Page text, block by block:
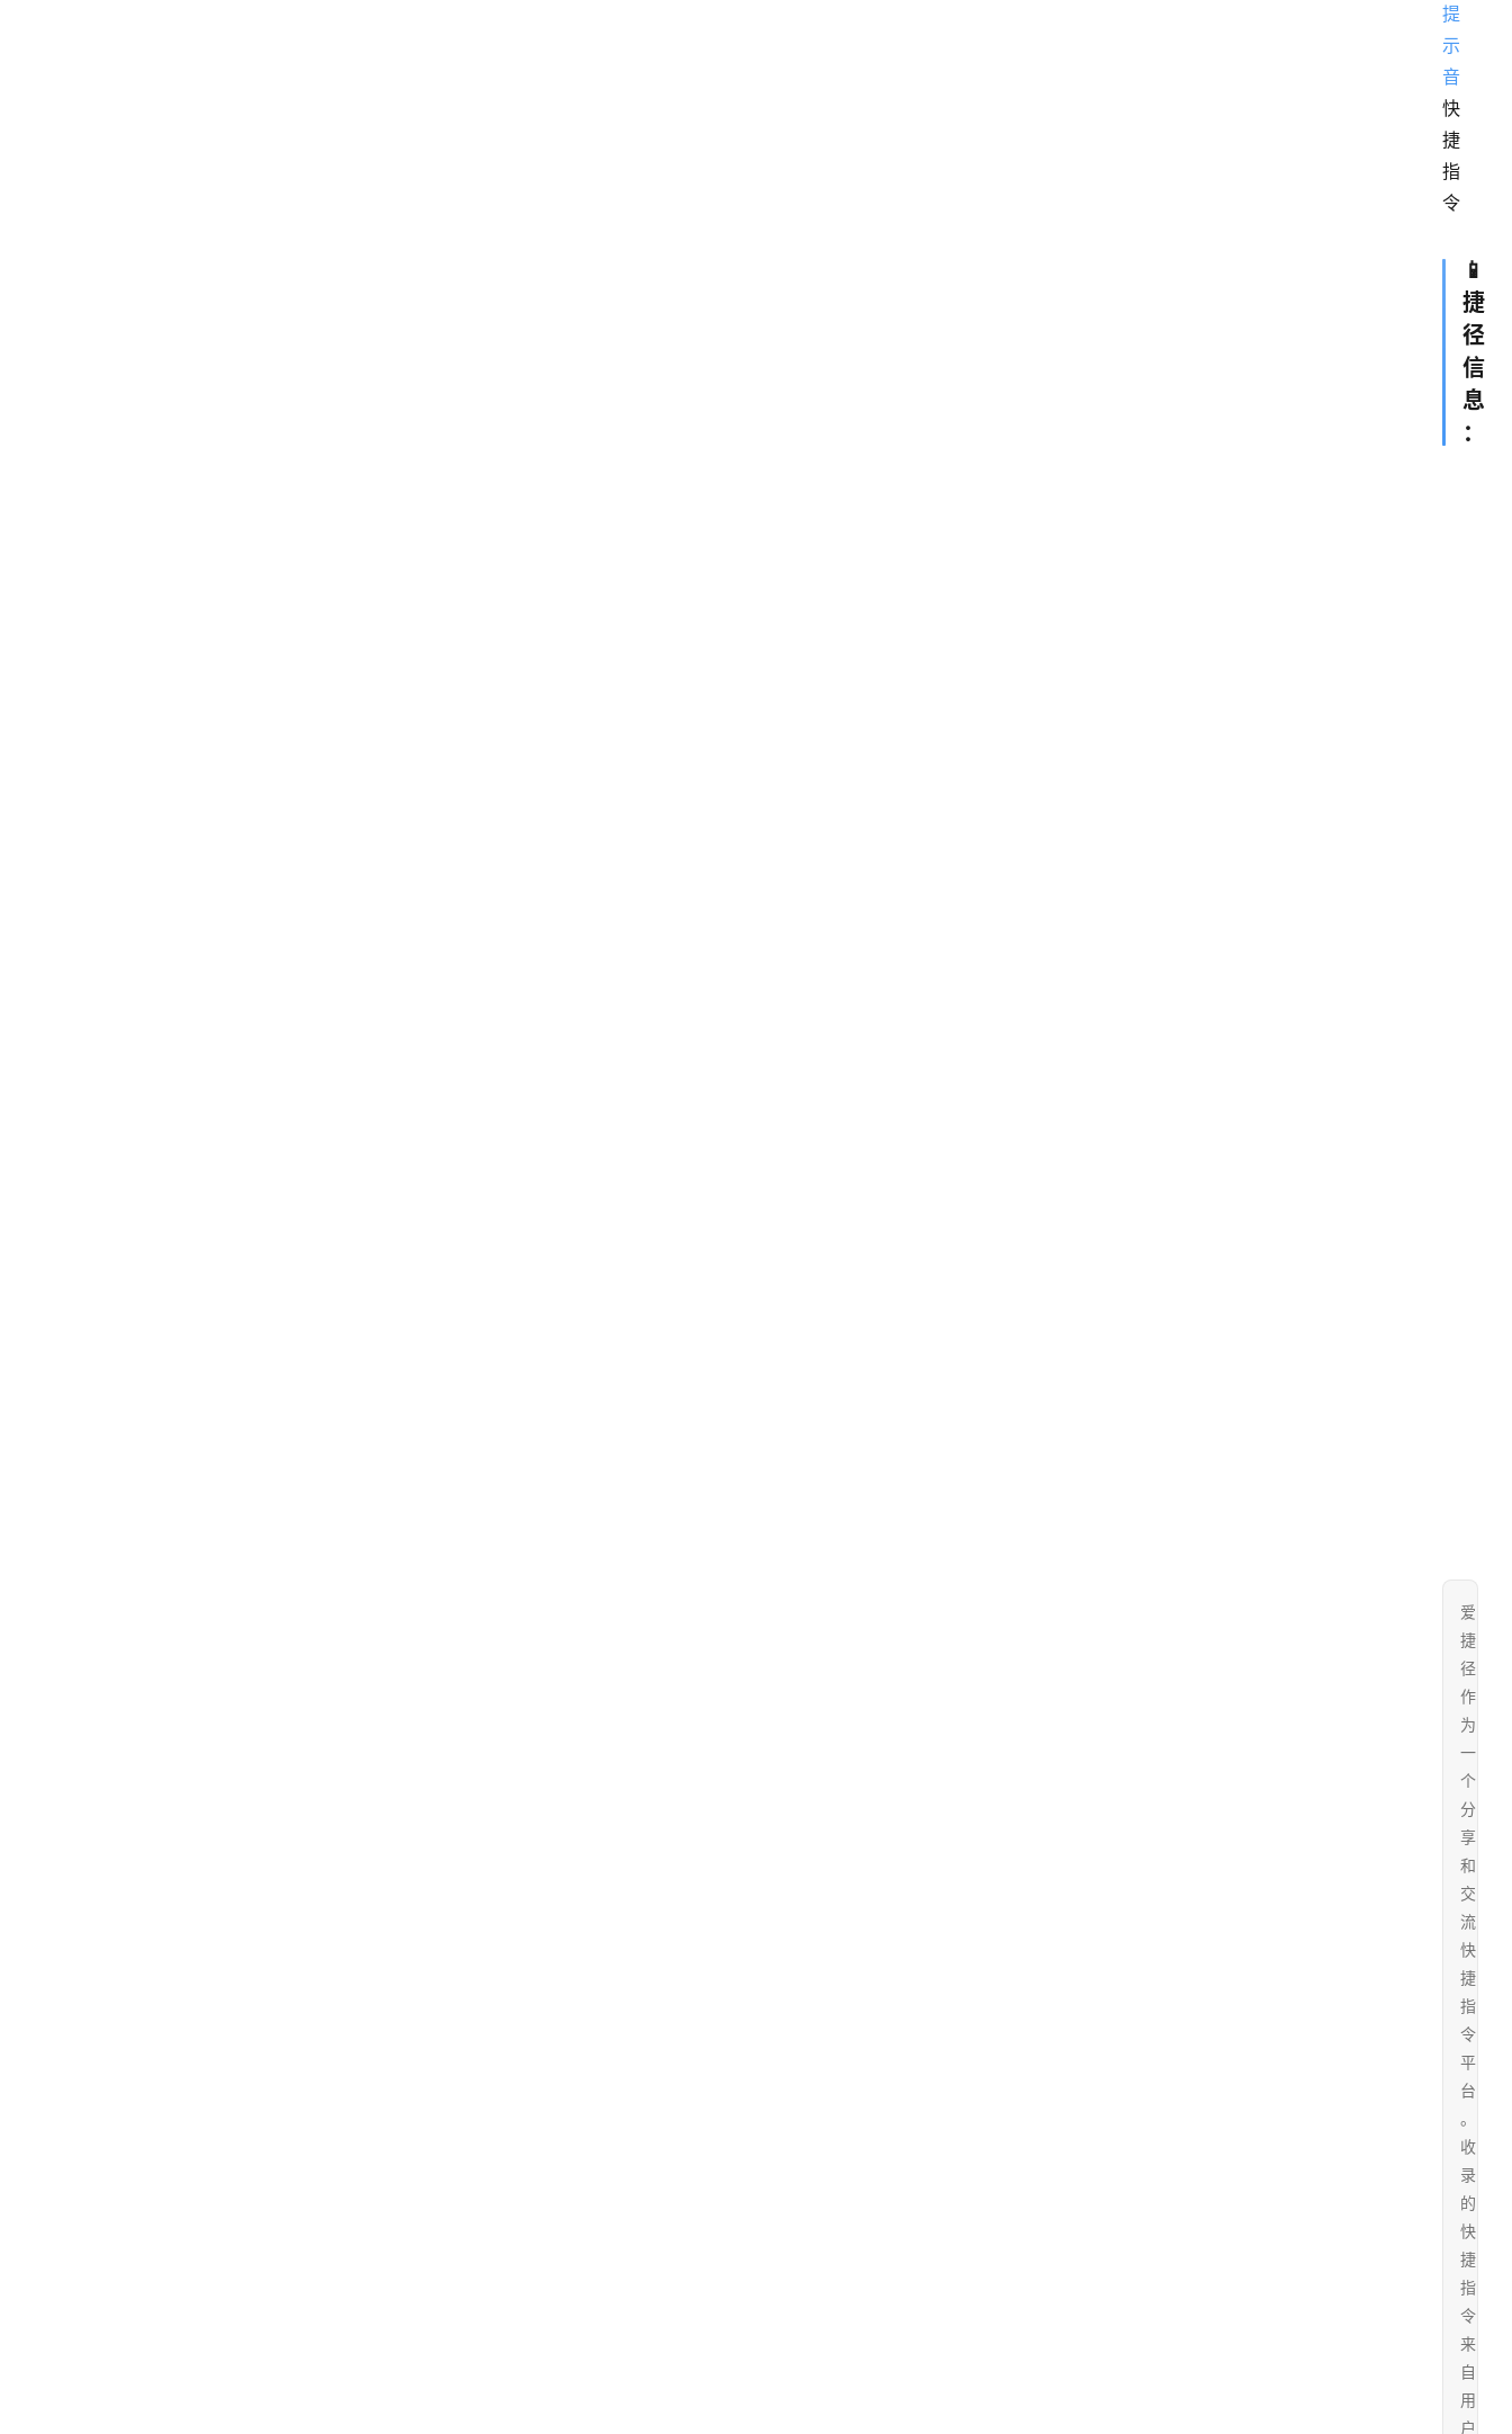
提
示
音
快
捷
指
令
📱
捷
径
信
息
：
爱
捷
径
作
为
一
个
分
享
和
交
流
快
捷
指
令
平
台
。
收
录
的
快
捷
指
令
来
自
用
户